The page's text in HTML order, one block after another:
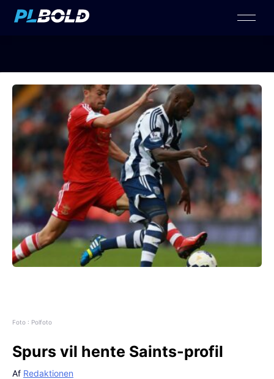
Foto : Polfoto
Spurs vil hente Saints-profil
Af Redaktionen